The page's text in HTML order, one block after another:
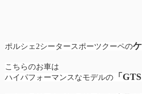
ポルシェ2シータースポーツクーペの
こちらのお車は
ハイパフォーマンスなモデルの
「GTS